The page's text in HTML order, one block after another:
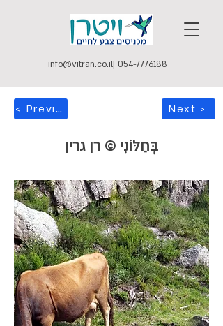
info@vitran.co.il| 054-7776188
< Previous Next >
בְּחַלּוֹנִי © רן גרין